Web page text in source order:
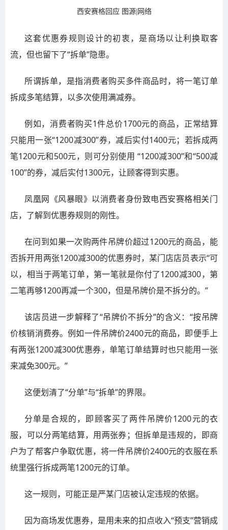
西安赛格回应 图源|网络
这套优惠券规则设计的初衷，是商场以让利换取客
流，但也留下了“拆单”隐患。
所谓拆单，是指消费者购买多件商品时，将一笔订单
拆成多笔结算，以多次使用满减券。
例如，消费者购买1件总价1700元的商品，正常结算
只能用一张“1200减300”券，减后实付1400元；若拆成两
笔1200元和500元，则可分别使用 “1200减300”和“500减
100”的券，减后实付1300元，让顾客得到实惠。
凤凰网《风暴眼》以消费者身份致电西安赛格相关门
店，了解到优惠券规则的刚性。
在问到如果一次购两件吊牌价超过1200元的商品，能
否拆开用两张1200减300的优惠券时，某门店店员表示“可
以，相当于两笔订单，第一笔就是你付了1200减300，第
二笔再够1200再减一个300，但是吊牌价是不拆分的。”
该店员进一步解释了“吊牌价不拆分”的含义：“按吊牌
价核销消费券。例如一件吊牌价2400元的商品，即便手上
有两张1200减300优惠券，单笔订单结算时也只能用一张
来减免300元。”
这便划清了“分单”与“拆单”的界限。
分单是合规的，即顾客买了两件吊牌价1200元的衣
服，可以分两笔结算，用两张券；但拆单是违规的，即商
户为了帮客户争取优惠，将一件吊牌价2400元的衣服在系
统里强行拆成两笔1200元的订单。
这一规则，可能正是严某门店被认定违规的依据。
因为商场发优惠券，是用未来的扣点收入“预支”营销成